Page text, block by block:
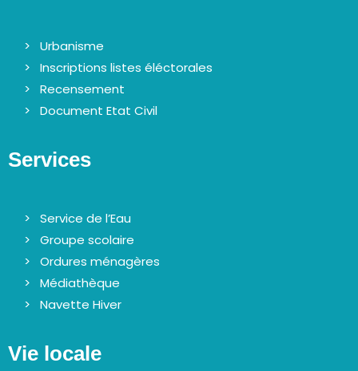
Urbanisme
Inscriptions listes éléctorales
Recensement
Document Etat Civil
Services
Service de l’Eau
Groupe scolaire
Ordures ménagères
Médiathèque
Navette Hiver
Vie locale